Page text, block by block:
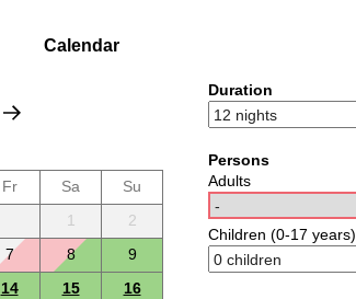
Calendar
Fr Sa
Su
1
2
7 8
9
14 15
16
Duration
Persons
Adults
Children (0-17 years)